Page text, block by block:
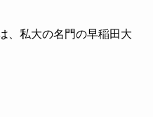
、私大の名門の早稲田大